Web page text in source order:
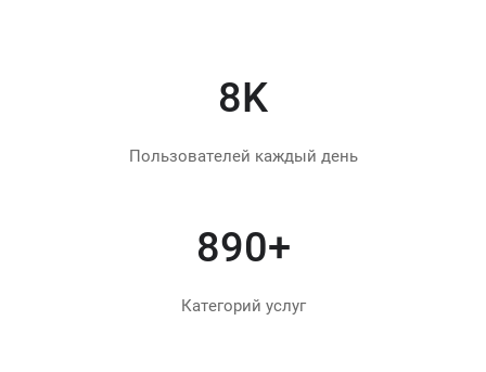
10K
Пользователей каждый день
1000+
Категорий услуг